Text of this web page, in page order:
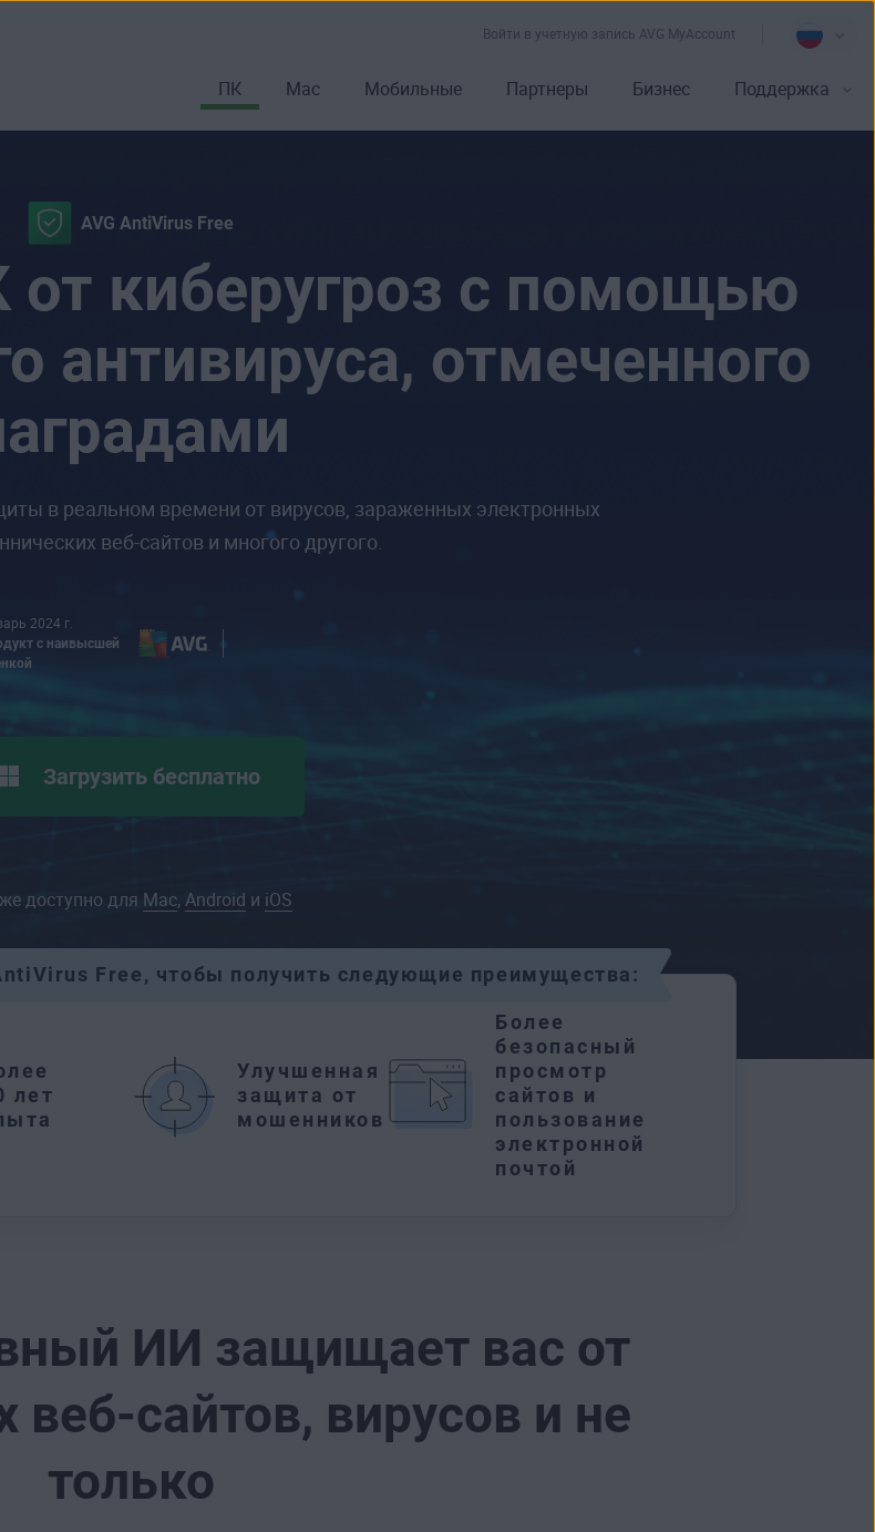
Войти в учетную запись AVG MyAccount
ПК Mac Мобильные Партнеры Бизнес Поддержка
AVG AntiVirus Free
киберугроз с помощью
антивируса, отмеченного
в реальном времени от вирусов, зараженных электронных
веб-сайтов и многого другого.
2024 г.
с наивысшей
Загрузить бесплатно
доступно для Mac, Android и iOS
Free, чтобы получить следующие преимущества:
лет
Улучшенная
защита от
мошенников
Более
безопасный
просмотр
сайтов и
пользование
электронной
почтой
ИИ защищает вас от
сайтов, вирусов и не
только